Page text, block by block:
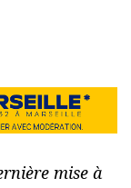
mise à